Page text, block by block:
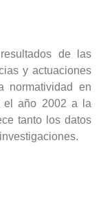
de las
y actuaciones
normatividad en
el año 2002 a la
tanto los datos